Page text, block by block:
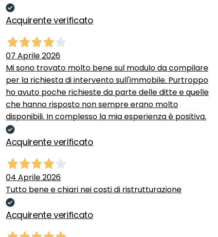
Acquirente verificato
07 Aprile 2026
Mi sono trovato molto bene sul modulo da compilare
per la richiesta di intervento sull'immobile. Purtroppo
ho avuto poche richieste da parte delle ditte e quelle
che hanno risposto non sempre erano molto
disponibili. In complesso la mia esperienza è positiva.
Acquirente verificato
04 Aprile 2026
Tutto bene e chiari nei costi di ristrutturazione
Acquirente verificato